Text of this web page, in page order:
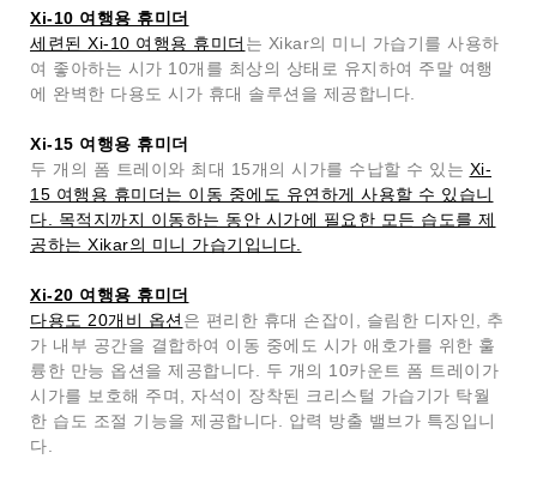
Xi-10 여행용 휴미더
세련된 Xi-10 여행용 휴미더 는 Xikar의 미니 가습기를 사용하
여 좋아하는 시가 10개를 최상의 상태로 유지하여 주말 여행
에 완벽한 다용도 시가 휴대 솔루션을 제공합니다.
Xi-15 여행용 휴미더
두 개의 폼 트레이와 최대 15개의 시가를 수납할 수 있는 Xi-
15 여행용 휴미더는 이동 중에도 유연하게 사용할 수 있습니
다. 목적지까지 이동하는 동안 시가에 필요한 모든 습도를 제
공하는 Xikar의 미니 가습기입니다.
Xi-20 여행용 휴미더
다용도 20개비 옵션 은 편리한 휴대 손잡이, 슬림한 디자인, 추
가 내부 공간을 결합하여 이동 중에도 시가 애호가를 위한 훌
륭한 만능 옵션을 제공합니다. 두 개의 10카운트 폼 트레이가
시가를 보호해 주며, 자석이 장착된 크리스털 가습기가 탁월
한 습도 조절 기능을 제공합니다. 압력 방출 밸브가 특징입니
다.